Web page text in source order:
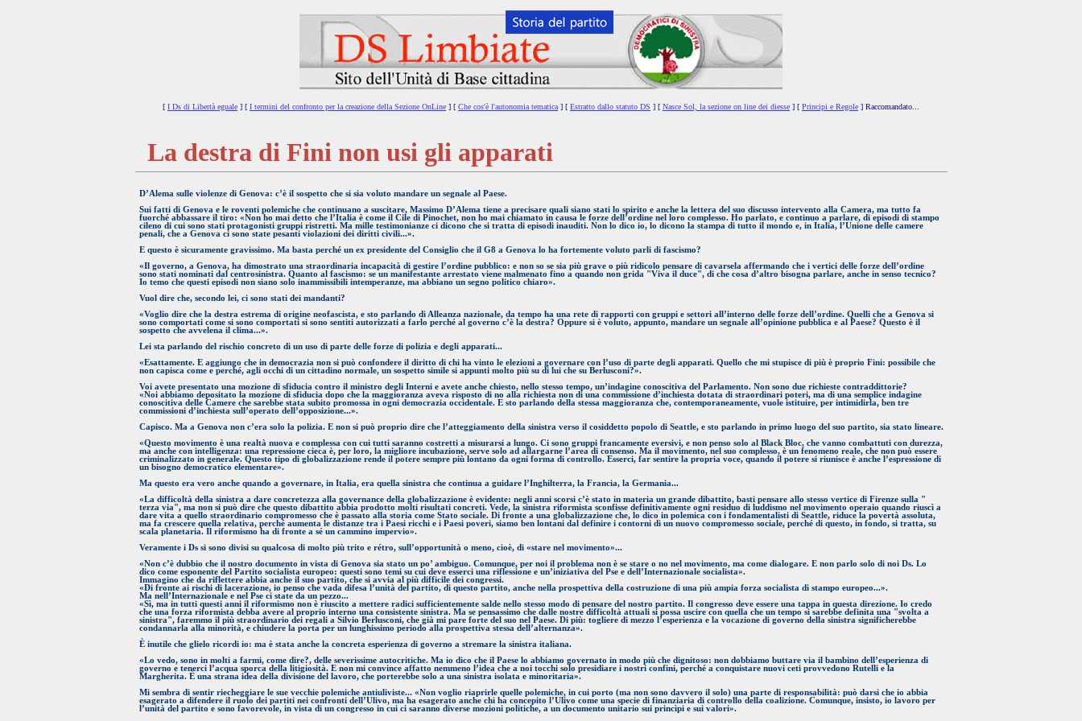
[ I Ds di Libertà eguale ] [ I termini del confronto per la creazione della Sezione OnLine ] [ Che cos'è l'autonomia tematica ] [ Estratto dallo statuto DS ] [ Nasce Sol, la sezione on line dei diesse ] [ Principi e Regole ] Raccomandato...
La destra di Fini non usi gli apparati
D’Alema sulle violenze di Genova: c’è il sospetto che si sia voluto mandare un segnale al Paese.
Sui fatti di Genova e le roventi polemiche che continuano a suscitare, Massimo D’Alema tiene a precisare quali siano stati lo spirito e anche la lettera del suo discusso intervento alla Camera, ma tutto fa
fuorché abbassare il tiro: «Non ho mai detto che l’Italia è come il Cile di Pinochet, non ho mai chiamato in causa le forze dell’ordine nel loro complesso. Ho parlato, e continuo a parlare, di episodi di stampo
cileno di cui sono stati protagonisti gruppi ristretti. Ma mille testimonianze ci dicono che si tratta di episodi inauditi. Non lo dico io, lo dicono la stampa di tutto il mondo e, in Italia, l’Unione delle camere
penali, che a Genova ci sono state pesanti violazioni dei diritti civili...».
E questo è sicuramente gravissimo. Ma basta perché un ex presidente del Consiglio che il G8 a Genova lo ha fortemente voluto parli di fascismo?
«Il governo, a Genova, ha dimostrato una straordinaria incapacità di gestire l’ordine pubblico: e non so se sia più grave o più ridicolo pensare di cavarsela affermando che i vertici delle forze dell’ordine
sono stati nominati dal centrosinistra. Quanto al fascismo: se un manifestante arrestato viene malmenato fino a quando non grida "Viva il duce", di che cosa d’altro bisogna parlare, anche in senso tecnico?
Io temo che questi episodi non siano solo inammissibili intemperanze, ma abbiano un segno politico chiaro».
Vuol dire che, secondo lei, ci sono stati dei mandanti?
«Voglio dire che la destra estrema di origine neofascista, e sto parlando di Alleanza nazionale, da tempo ha una rete di rapporti con gruppi e settori all’interno delle forze dell’ordine. Quelli che a Genova si
sono comportati come si sono comportati si sono sentiti autorizzati a farlo perché al governo c’è la destra? Oppure si è voluto, appunto, mandare un segnale all’opinione pubblica e al Paese? Questo è il
sospetto che avvelena il clima...».
Lei sta parlando del rischio concreto di un uso di parte delle forze di polizia e degli apparati...
«Esattamente. E aggiungo che in democrazia non si può confondere il diritto di chi ha vinto le elezioni a governare con l’uso di parte degli apparati. Quello che mi stupisce di più è proprio Fini: possibile che
non capisca come e perché, agli occhi di un cittadino normale, un sospetto simile si appunti molto più su di lui che su Berlusconi?».
Voi avete presentato una mozione di sfiducia contro il ministro degli Interni e avete anche chiesto, nello stesso tempo, un’indagine conoscitiva del Parlamento. Non sono due richieste contraddittorie?
«Noi abbiamo depositato la mozione di sfiducia dopo che la maggioranza aveva risposto di no alla richiesta non di una commissione d’inchiesta dotata di straordinari poteri, ma di una semplice indagine
conoscitiva delle Camere che sarebbe stata subito promossa in ogni democrazia occidentale. E sto parlando della stessa maggioranza che, contemporaneamente, vuole istituire, per intimidirla, ben tre
commissioni d’inchiesta sull’operato dell’opposizione...».
Capisco. Ma a Genova non c’era solo la polizia. E non si può proprio dire che l’atteggiamento della sinistra verso il cosiddetto popolo di Seattle, e sto parlando in primo luogo del suo partito, sia stato lineare.
«Questo movimento è una realtà nuova e complessa con cui tutti saranno costretti a misurarsi a lungo. Ci sono gruppi francamente eversivi, e non penso solo al Black Bloc, che vanno combattuti con durezza,
ma anche con intelligenza: una repressione cieca è, per loro, la migliore incubazione, serve solo ad allargarne l’area di consenso. Ma il movimento, nel suo complesso, è un fenomeno reale, che non può essere
criminalizzato in generale. Questo tipo di globalizzazione rende il potere sempre più lontano da ogni forma di controllo. Esserci, far sentire la propria voce, quando il potere si riunisce è anche l’espressione di
un bisogno democratico elementare».
Ma questo era vero anche quando a governare, in Italia, era quella sinistra che continua a guidare l’Inghilterra, la Francia, la Germania...
«La difficoltà della sinistra a dare concretezza alla governance della globalizzazione è evidente: negli anni scorsi c’è stato in materia un grande dibattito, basti pensare allo stesso vertice di Firenze sulla "
terza via", ma non si può dire che questo dibattito abbia prodotto molti risultati concreti. Vede, la sinistra riformista sconfisse definitivamente ogni residuo di luddismo nel movimento operaio quando riuscì a
dare vita a quello straordinario compromesso che è passato alla storia come Stato sociale. Di fronte a una globalizzazione che, lo dico in polemica con i fondamentalisti di Seattle, riduce la povertà assoluta,
ma fa crescere quella relativa, perché aumenta le distanze tra i Paesi ricchi e i Paesi poveri, siamo ben lontani dal definire i contorni di un nuovo compromesso sociale, perché di questo, in fondo, si tratta, su
scala planetaria. Il riformismo ha di fronte a sé un cammino impervio».
Veramente i Ds si sono divisi su qualcosa di molto più trito e rétro, sull’opportunità o meno, cioè, di «stare nel movimento»...
«Non c’è dubbio che il nostro documento in vista di Genova sia stato un po’ ambiguo. Comunque, per noi il problema non è se stare o no nel movimento, ma come dialogare. E non parlo solo di noi Ds. Lo
dico come esponente del Partito socialista europeo: questi sono temi su cui deve esserci una riflessione e un’iniziativa del Pse e dell’Internazionale socialista».
Immagino che da riflettere abbia anche il suo partito, che si avvia al più difficile dei congressi.
«Di fronte ai rischi di lacerazione, io penso che vada difesa l’unità del partito, di questo partito, anche nella prospettiva della costruzione di una più ampia forza socialista di stampo europeo...».
Ma nell’Internazionale e nel Pse ci state da un pezzo...
«Sì, ma in tutti questi anni il riformismo non è riuscito a mettere radici sufficientemente salde nello stesso modo di pensare del nostro partito. Il congresso deve essere una tappa in questa direzione. Io credo
che una forza riformista debba avere al proprio interno una consistente sinistra. Ma se pensassimo che dalle nostre difficoltà attuali si possa uscire con quella che un tempo si sarebbe definita una "svolta a
sinistra", faremmo il più straordinario dei regali a Silvio Berlusconi, che già mi pare forte del suo nel Paese. Di più: togliere di mezzo l’esperienza e la vocazione di governo della sinistra significherebbe
condannarla alla minorità, e chiudere la porta per un lunghissimo periodo alla prospettiva stessa dell’alternanza».
È inutile che glielo ricordi io: ma è stata anche la concreta esperienza di governo a stremare la sinistra italiana.
«Lo vedo, sono in molti a farmi, come dire?, delle severissime autocritiche. Ma io dico che il Paese lo abbiamo governato in modo più che dignitoso: non dobbiamo buttare via il bambino dell’esperienza di
governo e tenerci l’acqua sporca della litigiosità. E non mi convince affatto nemmeno l’idea che a noi tocchi solo presidiare i nostri confini, perché a conquistare nuovi ceti provvedono Rutelli e la
Margherita. È una strana idea della divisione del lavoro, che porterebbe solo a una sinistra isolata e minoritaria».
Mi sembra di sentir riecheggiare le sue vecchie polemiche antiuliviste... «Non voglio riaprirle quelle polemiche, in cui porto (ma non sono davvero il solo) una parte di responsabilità: può darsi che io abbia
esagerato a difendere il ruolo dei partiti nei confronti dell’Ulivo, ma ha esagerato anche chi ha concepito l’Ulivo come una specie di finanziaria di controllo della coalizione. Comunque, insisto, io lavoro per
l’unità del partito e sono favorevole, in vista di un congresso in cui ci saranno diverse mozioni politiche, a un documento unitario sui princìpi e sui valori».